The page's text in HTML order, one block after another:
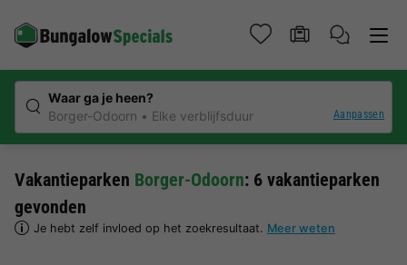
Waar ga je heen?
Borger-Odoorn
Elke verblijfsduur Aanpassen
Vakantieparken Borger-Odoorn: 6 vakantieparken
gevonden
Je hebt zelf invloed op het zoekresultaat. Meer weten